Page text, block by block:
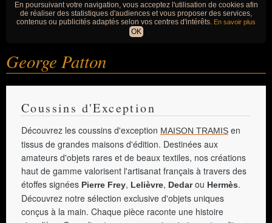
En poursuivant votre navigation, vous acceptez l'utilisation de cookies afin
de réaliser des statistiques d'audiences et vous proposer des services,
contenus ou publicités adaptés selon vos centres d'intérêts. En savoir plus
OK
George Patton
Coussins d'Exception
Découvrez les coussins d'exception MAISON TRAMIS en
tissus de grandes maisons d'édition. Destinées aux
amateurs d'objets rares et de beaux textiles, nos créations
haut de gamme valorisent l'artisanat français à travers des
étoffes signées Pierre Frey, Lelièvre, Dedarou Hermès.
Découvrez notre sélection exclusive d'objets uniques
conçus à la main. Chaque pièce raconte une histoire